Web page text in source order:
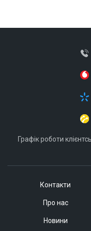
Контакти
Про нас
Новини
Графік роботи